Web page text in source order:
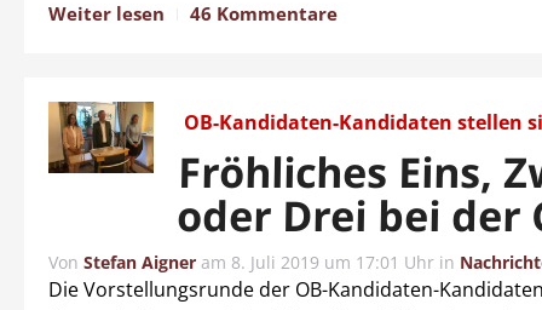
Weiter lesen 46 Kommentare
OB-Kandidaten-Kandidaten stellen
Fröhliches Eins,
oder Drei bei der
Von Stefan Aigner am 8. Juli 2019 um 17:01 Uhr in
Die Vorstellungsrunde der OB-Kandidaten-